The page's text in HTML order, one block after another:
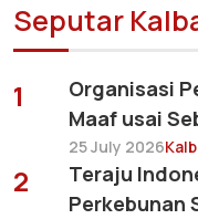
Seputar
1
Organisasi
Maaf usai
25 July 2026
2
Teraju
Perkebunan